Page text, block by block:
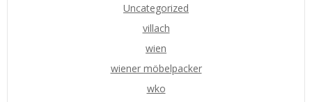
Uncategorized
villach
wien
wiener möbelpacker
wko